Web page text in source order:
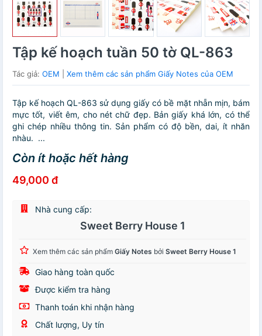
Tập kế hoạch tuần 50 tờ QL-863
Tác giả: OEM Xem thêm các sản phẩm Giấy Notes của OEM
Tập kế hoạch QL-863 sử dụng giấy có bề mặt nhẵn mịn, bám
mực tốt, viết êm, cho nét chữ đẹp. Bản giấy khá lớn, có thể
ghi chép nhiều thông tin. Sản phẩm có độ bền, dai, ít nhăn
nhàu. ...
Còn ít hoặc hết hàng
49,000 đ
Nhà cung cấp:
Sweet Berry House 1
Xem thêm các sản phẩm Giấy Notes bởi Sweet Berry House 1
Giao hàng toàn quốc
Được kiểm tra hàng
Thanh toán khi nhận hàng
Chất lượng, Uy tín